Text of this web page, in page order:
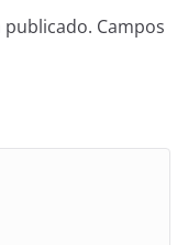
publicado. Campos